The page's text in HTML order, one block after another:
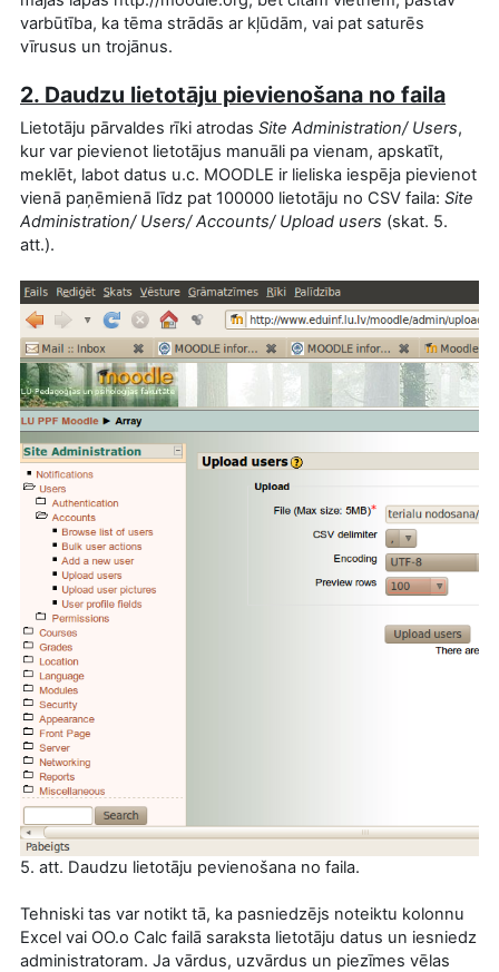
varbūtība, ka tēma strādās ar kļūdām, vai pat saturēs
vīrusus un trojānus.
2. Daudzu lietotāju pievienošana no faila
Lietotāju pārvaldes rīki atrodas Site Administration/ Users,
kur var pievienot lietotājus manuāli pa vienam, apskatīt,
meklēt, labot datus u.c. MOODLE ir lieliska iespēja pievienot
vienā paņēmienā līdz pat 100000 lietotāju no CSV faila: Site
Administration/ Users/ Accounts/ Upload users (skat. 5.
att.).
5. att. Daudzu lietotāju pevienošana no faila.
Tehniski tas var notikt tā, ka pasniedzējs noteiktu kolonnu
Excel vai OO.o Calc failā saraksta lietotāju datus un iesniedz
administratoram. Ja vārdus, uzvārdus un piezīmes vēlas